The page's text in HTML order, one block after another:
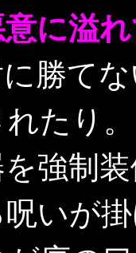
に溢
勝て
たり。
強制
いが